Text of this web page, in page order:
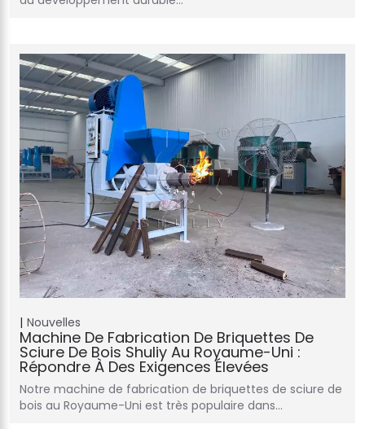
Nouvelles
Machine De Fabrication De Briquettes De
Sciure De Bois Shuliy Au Royaume-Uni :
Répondre À Des Exigences Élevées
Notre machine de fabrication de briquettes de sciure de
bois au Royaume-Uni est très populaire dans…